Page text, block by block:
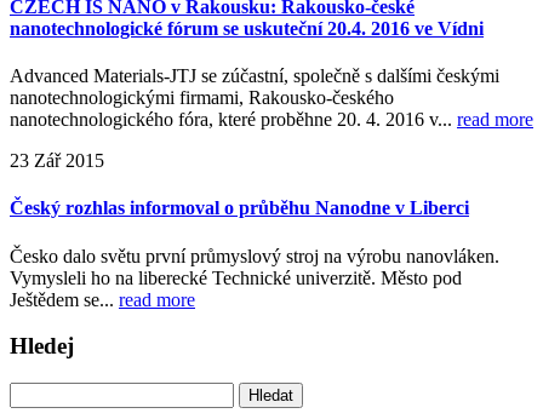
CZECH IS NANO v Rakousku: Rakousko-české
nanotechnologické fórum se uskuteční 20.4. 2016 ve Vídni
Advanced Materials-JTJ se zúčastní, společně s dalšími českými
nanotechnologickými firmami, Rakousko-českého
nanotechnologického fóra, které proběhne 20. 4. 2016 v... read more
23 Zář 2015
Český rozhlas informoval o průběhu Nanodne v Liberci
Česko dalo světu první průmyslový stroj na výrobu nanovláken.
Vymysleli ho na liberecké Technické univerzitě. Město pod
Ještědem se... read more
Hledej